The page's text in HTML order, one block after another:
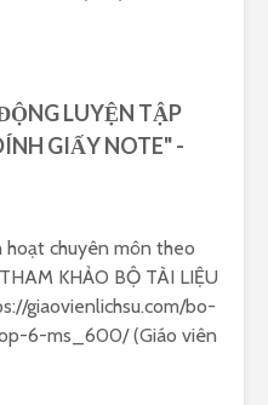
LUYỆN TẬP
GIẤY NOTE" -
chuyên môn theo
KHẢO BỘ TÀI LIỆU
giaovienlichsu.com/bo-
6-ms_600/(Giáo viên